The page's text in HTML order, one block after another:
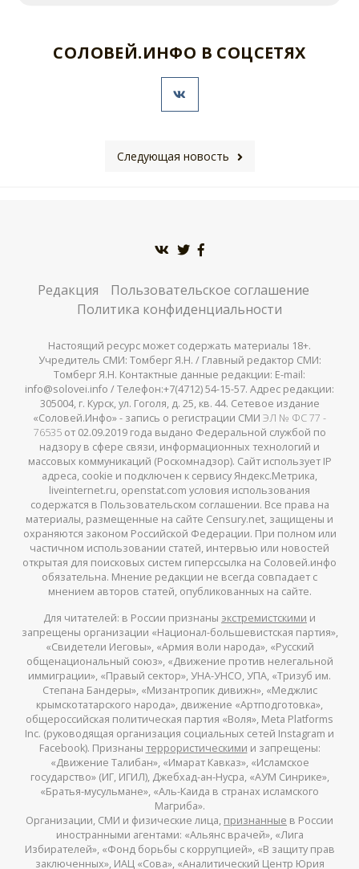
СОЛОВЕЙ.ИНФО В СОЦСЕТЯХ
Следующая новость
Редакция
Пользовательское соглашение
Политика конфиденциальности
Настоящий ресурс может содержать материалы 18+.
Учредитель СМИ: Томберг Я.Н. / Главный редактор СМИ:
Томберг Я.Н. Контактные данные редакции: E-mail:
info@solovei.info / Телефон:+7(4712) 54-15-57. Адрес редакции:
305004, г. Курск, ул. Гоголя, д. 25, кв. 44. Сетевое издание
«Соловей.Инфо» - запись о регистрации СМИ ЭЛ № ФС 77 -
76535от 02.09.2019 года выдано Федеральной службой по
надзору в сфере связи, информационных технологий и
массовых коммуникаций (Роскомнадзор). Сайт использует IP
адреса, cookie и подключен к сервису Яндекс.Метрика,
liveinternet.ru, openstat.com условия использования
содержатся в Пользовательском соглашении. Все права на
материалы, размещенные на сайте Censury.net, защищены и
охраняются законом Российской Федерации. При полном или
частичном использовании статей, интервью или новостей
открытая для поисковых систем гиперссылка на Соловей.инфо
обязательна. Мнение редакции не всегда совпадает с
мнением авторов статей, опубликованных на сайте.
Для читателей: в России признаны экстремистскими и
запрещены организации «Национал-большевистская партия»,
«Свидетели Иеговы», «Армия воли народа», «Русский
общенациональный союз», «Движение против нелегальной
иммиграции», «Правый сектор», УНА-УНСО, УПА, «Тризуб им.
Степана Бандеры», «Мизантропик дивижн», «Меджлис
крымскотатарского народа», движение «Артподготовка»,
общероссийская политическая партия «Воля», Meta Platforms
Inc. (руководящая организация социальных сетей Instagram и
Facebook). Признаны террористическими и запрещены:
«Движение Талибан», «Имарат Кавказ», «Исламское
государство» (ИГ, ИГИЛ), Джебхад-ан-Нусра, «АУМ Синрике»,
«Братья-мусульмане», «Аль-Каида в странах исламского
Магриба».
Организации, СМИ и физические лица, признанные в России
иностранными агентами: «Альянс врачей», «Лига
Избирателей», «Фонд борьбы с коррупцией», «В защиту прав
заключенных», ИАЦ «Сова», «Аналитический Центр Юрия